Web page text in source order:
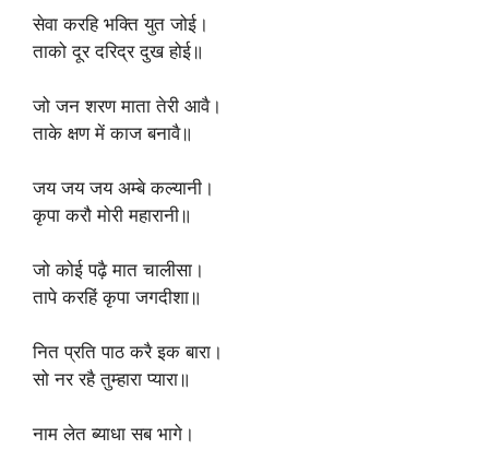
‎सेवा करहि भक्ति युत जोई।
‎ताको दूर दरिद्र दुख होई॥
‎जो जन शरण माता तेरी आवै।
‎ताके क्षण में काज बनावै॥
‎जय जय जय अम्बे कल्यानी।
‎कृपा करौ मोरी महारानी॥
‎जो कोई पढ़ै मात चालीसा।
‎तापे करहिं कृपा जगदीशा॥
‎नित प्रति पाठ करै इक बारा।
‎सो नर रहै तुम्हारा प्यारा॥
‎नाम लेत ब्याधा सब भागे।